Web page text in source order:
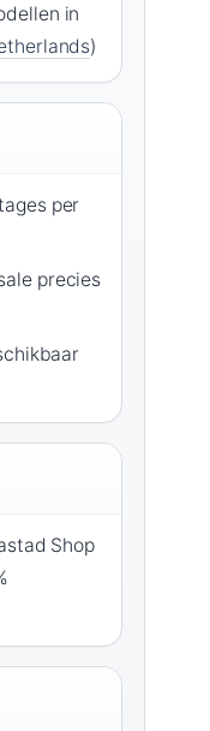
in
)
per
precies
Shop